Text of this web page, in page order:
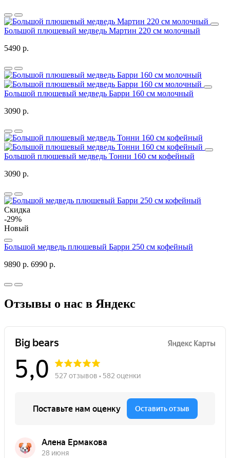
Большой плюшевый медведь Мартин 220 см молочный
5490 р.
Большой плюшевый медведь Барри 160 см молочный
3090 р.
Большой плюшевый медведь Тонни 160 см кофейный
3090 р.
Скидка
-29%
Новый
Большой медведь плюшевый Барри 250 см кофейный
9890 р. 6990 р.
Отзывы о нас в Яндекс